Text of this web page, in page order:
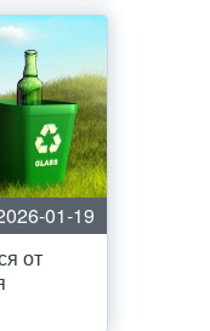
01-19
от